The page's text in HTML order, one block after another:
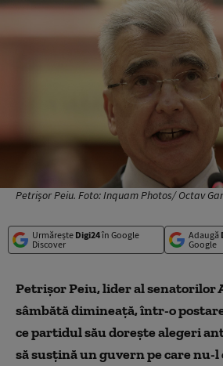
Petrișor Peiu. Foto: Inquam Photos/ Octav
Urmărește Digi24în Google
Discover
Adaugă
Google
Petrișor Peiu, lider al senatorilor
sâmbătă dimineață, într-o
ce partidul său dorește alegeri
să susțină un guvern pe care nu-l